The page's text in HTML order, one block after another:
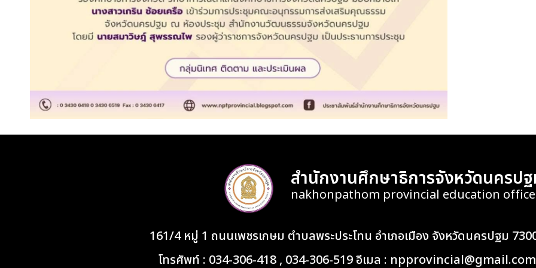
สำนักงานศึกษาธิการจังหวัดนครป
nakhonpathom provincial education office
161/4 หมู่ 1 ถนนเพชรเกษม ตำบลพระประโทน อำเภอเมือง จังหวัดนครปฐม
โทรศัพท์ : 034-306-418 , 034-306-519 อีเมล : npprovincial@gmail.com